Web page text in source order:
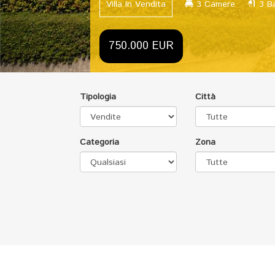
Appartamento In Vendita
Riservato
Tipologia
Categoria
Città
Zona